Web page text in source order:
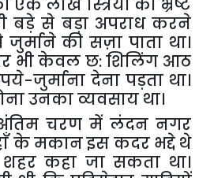
एक लाख स्त्रियों को भ्रष्ट
बड़े से बड़ा अपराध करने
जुर्माने की सज़ा पाता था।
भीकेवल छ:शिलिंग आठ
-जुर्माना देना पड़ता था।
उनकाव्यवसाय था।
चरण में लंदन नगर
केमकानइस कदर भद्दे थे
शहर कहा जा सकता था।